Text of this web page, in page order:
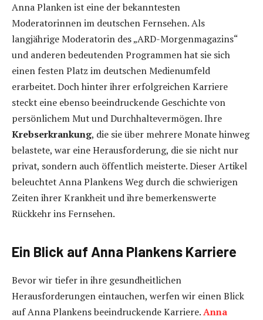
Anna Planken ist eine der bekanntesten
Moderatorinnen im deutschen Fernsehen. Als
langjährige Moderatorin des „ARD-Morgenmagazins“
und anderen bedeutenden Programmen hat sie sich
einen festen Platz im deutschen Medienumfeld
erarbeitet. Doch hinter ihrer erfolgreichen Karriere
steckt eine ebenso beeindruckende Geschichte von
persönlichem Mut und Durchhaltevermögen. Ihre
Krebserkrankung, die sie über mehrere Monate hinweg
belastete, war eine Herausforderung, die sie nicht nur
privat, sondern auch öffentlich meisterte. Dieser Artikel
beleuchtet Anna Plankens Weg durch die schwierigen
Zeiten ihrer Krankheit und ihre bemerkenswerte
Rückkehr ins Fernsehen.
Ein Blick auf Anna Plankens Karriere
Bevor wir tiefer in ihre gesundheitlichen
Herausforderungen eintauchen, werfen wir einen Blick
auf Anna Plankens beeindruckende Karriere.Anna